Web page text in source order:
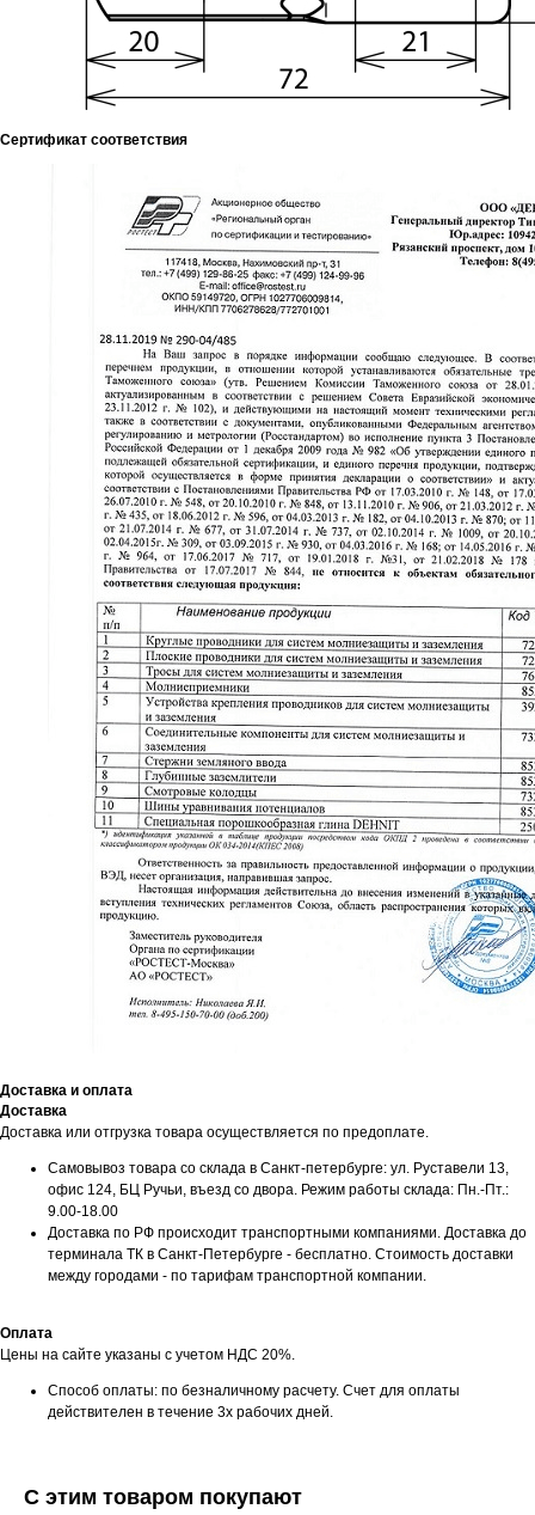
Сертификат соответствия
Доставка и оплата
Доставка
Доставка или отгрузка товара осуществляется по предоплате.
Самовывоз товара со склада в Санкт-петербурге: ул. Руставели 13,
офис 124, БЦ Ручьи, въезд со двора. Режим работы склада: Пн.-Пт.:
9.00-18.00
Доставка по РФ происходит транспортными компаниями. Доставка до
терминала ТК в Санкт-Петербурге - бесплатно. Стоимость доставки
между городами - по тарифам транспортной компании.
Оплата
Цены на сайте указаны с учетом НДС 20%.
Способ оплаты: по безналичному расчету. Счет для оплаты
действителен в течение 3х рабочих дней.
С этим товаром покупают